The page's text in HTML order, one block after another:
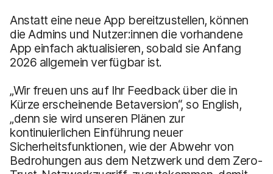
Anstatt eine neue App bereitzustellen, können
die Admins und Nutzer:innen die vorhandene
App einfach aktualisieren, sobald sie Anfang
2026 allgemein verfügbar ist.
„Wir freuen uns auf Ihr Feedback über die in
Kürze erscheinende Betaversion“, so English,
„denn sie wird unseren Plänen zur
kontinuierlichen Einführung neuer
Sicherheitsfunktionen, wie der Abwehr von
Bedrohungen aus dem Netzwerk und dem Zero-